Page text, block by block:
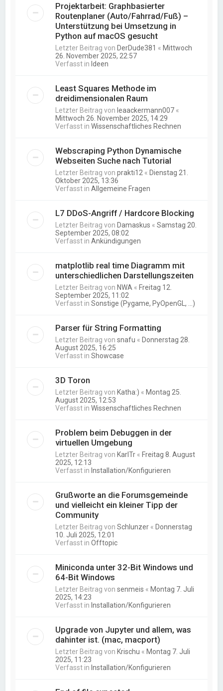
Projektarbeit: Graphbasierter
Routenplaner (Auto/Fahrrad/Fuß) –
Unterstützung bei Umsetzung in
Python auf macOS gesucht
Letzter Beitrag von DerDude381 « Mittwoch
26. November 2025, 22:57
Verfasst in Ideen
Least Squares Methode im
dreidimensionalen Raum
Letzter Beitrag von leaackermann007 «
Mittwoch 26. November 2025, 14:29
Verfasst inWissenschaftliches Rechnen
Webscraping Python Dynamische
Webseiten Suche nach Tutorial
Letzter Beitrag vonprakti12 « Dienstag 21.
Oktober 2025, 13:36
Verfasst inAllgemeine Fragen
L7 DDoS-Angriff / Hardcore Blocking
Letzter Beitrag von Damaskus «Samstag 20.
September 2025, 08:02
Verfasst inAnkündigungen
matplotlib real time Diagramm mit
unterschiedlichen Darstellungszeiten
Letzter Beitrag von NWA « Freitag 12.
September 2025, 11:02
Verfasst inSonstige (Pygame, PyOpenGL, ...)
Parser für String Formatting
Letzter Beitrag vonsnafu « Donnerstag 28.
August 2025, 16:25
Verfasst inShowcase
3D Toron
Letzter Beitrag von Katha:) « Montag 25.
August 2025, 12:53
Verfasst inWissenschaftliches Rechnen
Problem beim Debuggen in der
virtuellen Umgebung
Letzter Beitrag von KarlTr « Freitag 8. August
2025, 12:13
Verfasst in Installation/Konfigurieren
Grußworte an die Forumsgemeinde
und vielleicht ein kleiner Tipp der
Community
Letzter Beitrag vonSchlunzer « Donnerstag
10. Juli 2025, 12:01
Verfasst inOfftopic
Miniconda unter 32-Bit Windows und
64-Bit Windows
Letzter Beitrag vonsenmeis « Montag 7. Juli
2025, 14:23
Verfasst in Installation/Konfigurieren
Upgrade von Jupyter und allem, was
dahinter ist. (mac, macport)
Letzter Beitrag von Krischu « Montag 7. Juli
2025, 11:23
Verfasst in Installation/Konfigurieren